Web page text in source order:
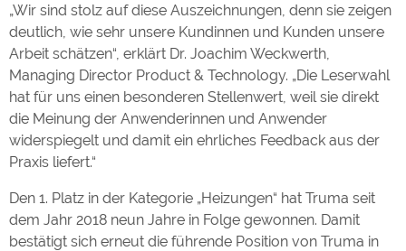
„Wir sind stolz auf diese Auszeichnungen, denn sie zeigen
deutlich, wie sehr unsere Kundinnen und Kunden unsere
Arbeit schätzen“, erklärt Dr. Joachim Weckwerth,
Managing Director Product & Technology. „Die Leserwahl
hat für uns einen besonderen Stellenwert, weil sie direkt
die Meinung der Anwenderinnen und Anwender
widerspiegelt und damit ein ehrliches Feedback aus der
Praxis liefert.“
Den 1. Platz in der Kategorie „Heizungen“ hat Truma seit
dem Jahr 2018 neun Jahre in Folge gewonnen. Damit
bestätigt sich erneut die führende Position von Truma in
YouTube (Videos von
Campingplätzen)
https://policies.google.com/privacy
Campingplatzvorschau (Vorschau
der Internetseiten von
Campingplätzen)
siehe Datenschutzerklärung des
jeweiligen Anbieters
Google Maps (Kartensuche, Anfahrt
usw.)
https://policies.google.com/privacy
Google reCAPTCHA (Formulare)
Statistiken
https://policies.google.com/privacy